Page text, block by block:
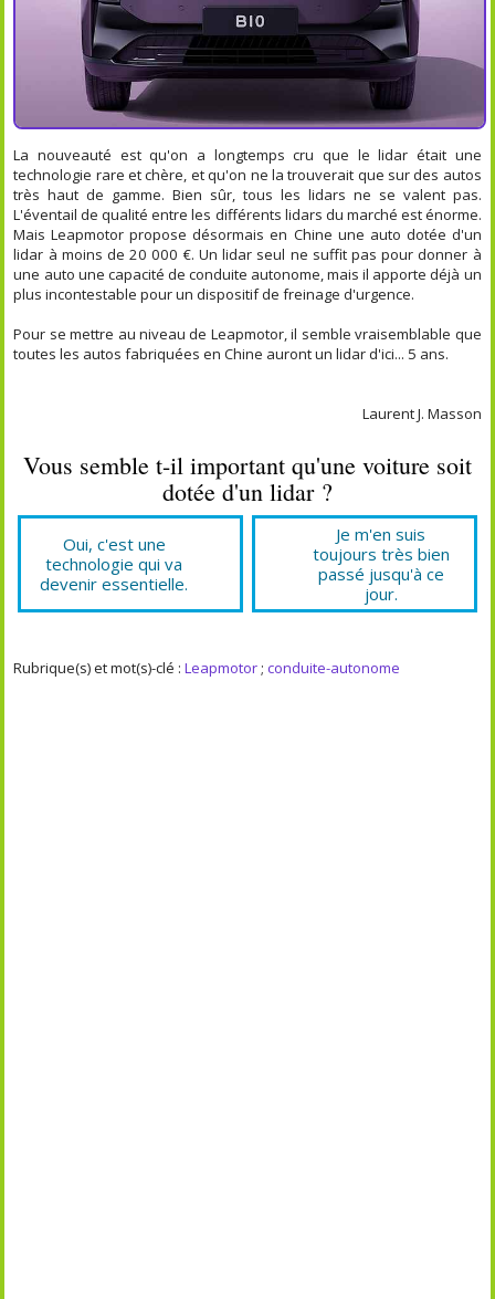
La nouveauté est qu'on a longtemps cru que le lidar était une
technologie rare et chère, et qu'on ne la trouverait que sur des autos
très haut de gamme. Bien sûr, tous les lidars ne se valent pas.
L'éventail de qualité entre les différents lidars du marché est énorme.
Mais Leapmotor propose désormais en Chine une auto dotée d'un
lidar à moins de 20 000 €. Un lidar seul ne suffit pas pour donner à
une auto une capacité de conduite autonome, mais il apporte déjà un
plus incontestable pour un dispositif de freinage d'urgence.
Pour se mettre au niveau de Leapmotor, il semble vraisemblable que
toutes les autos fabriquées en Chine auront un lidar d'ici... 5 ans.
Laurent J. Masson
Vous semble t-il important qu'une voiture soit
dotée d'un lidar ?
Oui, c'est une
technologie qui va
devenir essentielle.
Je m'en suis
toujours très bien
passé jusqu'à ce
jour.
Rubrique(s) et mot(s)-clé :Leapmotor;conduite-autonome